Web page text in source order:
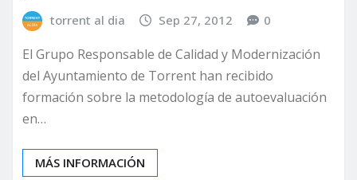
torrent al dia Sep 27, 2012 0
El Grupo Responsable de Calidad y Modernización
del Ayuntamiento de Torrent han recibido
formación sobre la metodología de autoevaluación
en…
MÁS INFORMACIÓN